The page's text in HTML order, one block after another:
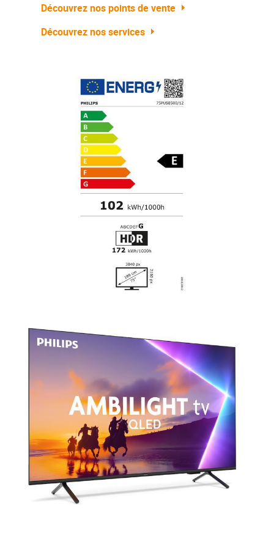
Découvrez nos points de vente
Découvrez nos services